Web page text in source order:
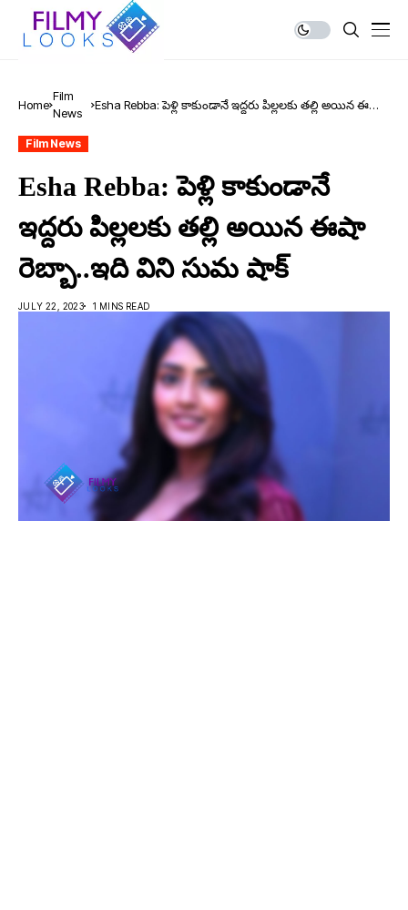
Home
Film
News
Esha Rebba: పెళ్లి కాకుండానే ఇద్ద‌రు పిల్ల‌ల‌కు త‌ల్లి అయిన ఈషా
Film News
Esha Rebba: పెళ్లి కాకుండానే
ఇద్ద‌రు పిల్ల‌ల‌కు త‌ల్లి అయిన ఈషా
రెబ్బా..ఇది విని సుమ షాక్
JULY 22, 2023 1 MINS READ